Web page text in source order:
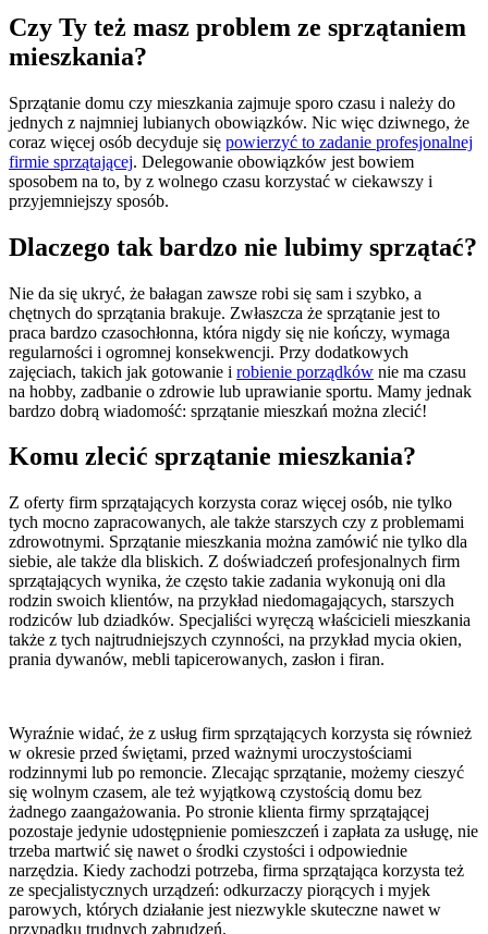
Czy Ty też masz problem ze sprzątaniem
mieszkania?
Sprzątanie domu czy mieszkania zajmuje sporo czasu i należy do
jednych z najmniej lubianych obowiązków. Nic więc dziwnego, że
coraz więcej osób decyduje się powierzyć to zadanie profesjonalnej
firmie sprzątającej. Delegowanie obowiązków jest bowiem
sposobem na to, by z wolnego czasu korzystać w ciekawszy i
przyjemniejszy sposób.
Dlaczego tak bardzo nie lubimy sprzątać?
Nie da się ukryć, że bałagan zawsze robi się sam i szybko, a
chętnych do sprzątania brakuje. Zwłaszcza że sprzątanie jest to
praca bardzo czasochłonna, która nigdy się nie kończy, wymaga
regularności i ogromnej konsekwencji. Przy dodatkowych
zajęciach, takich jak gotowanie i robienie porządków nie ma czasu
na hobby, zadbanie o zdrowie lub uprawianie sportu. Mamy jednak
bardzo dobrą wiadomość: sprzątanie mieszkań można zlecić!
Komu zlecić sprzątanie mieszkania?
Z oferty firm sprzątających korzysta coraz więcej osób, nie tylko
tych mocno zapracowanych, ale także starszych czy z problemami
zdrowotnymi. Sprzątanie mieszkania można zamówić nie tylko dla
siebie, ale także dla bliskich. Z doświadczeń profesjonalnych firm
sprzątających wynika, że często takie zadania wykonują oni dla
rodzin swoich klientów, na przykład niedomagających, starszych
rodziców lub dziadków. Specjaliści wyręczą właścicieli mieszkania
także z tych najtrudniejszych czynności, na przykład mycia okien,
prania dywanów, mebli tapicerowanych, zasłon i firan.
Wyraźnie widać, że z usług firm sprzątających korzysta się również
w okresie przed świętami, przed ważnymi uroczystościami
rodzinnymi lub po remoncie. Zlecając sprzątanie, możemy cieszyć
się wolnym czasem, ale też wyjątkową czystością domu bez
żadnego zaangażowania. Po stronie klienta firmy sprzątającej
pozostaje jedynie udostępnienie pomieszczeń i zapłata za usługę, nie
trzeba martwić się nawet o środki czystości i odpowiednie
narzędzia. Kiedy zachodzi potrzeba, firma sprzątająca korzysta też
ze specjalistycznych urządzeń: odkurzaczy piorących i myjek
parowych, których działanie jest niezwykle skuteczne nawet w
przypadku trudnych zabrudzeń.